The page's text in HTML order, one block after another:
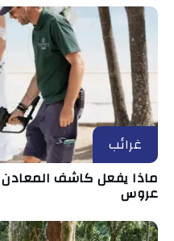
غرائب
ماذا يفعل كاشف
عروس